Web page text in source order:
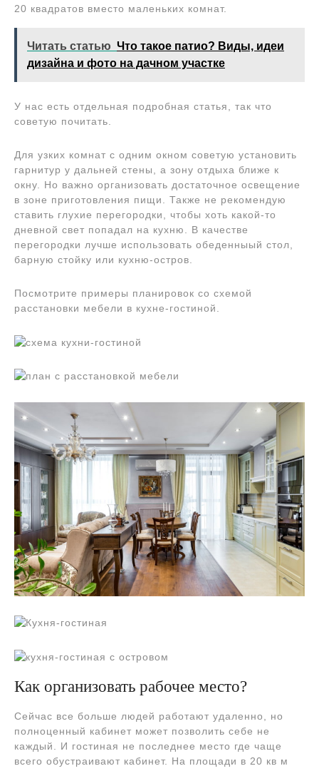
20 квадратов вместо маленьких комнат.
Читать статью Что такое патио? Виды, идеи
дизайна и фото на дачном участке
У нас есть отдельная подробная статья, так что
советую почитать.
Для узких комнат с одним окном советую установить
гарнитур у дальней стены, а зону отдыха ближе к
окну. Но важно организовать достаточное освещение
в зоне приготовления пищи. Также не рекомендую
ставить глухие перегородки, чтобы хоть какой-то
дневной свет попадал на кухню. В качестве
перегородки лучше использовать обеденныый стол,
барную стойку или кухню-остров.
Посмотрите примеры планировок со схемой
расстановки мебели в кухне-гостиной.
Как организовать рабочее место?
Сейчас все больше людей работают удаленно, но
полноценный кабинет может позволить себе не
каждый. И гостиная не последнее место где чаще
всего обустраивают кабинет. На площади в 20 кв м